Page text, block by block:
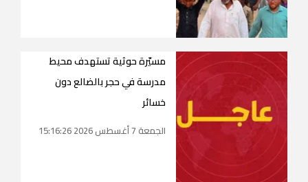
مسيّرة حوثية تستهدف محيط
مدرسة في حجر بالضالع دون
خسائر
الجمعة 7 أغسطس 2026 15:16:26